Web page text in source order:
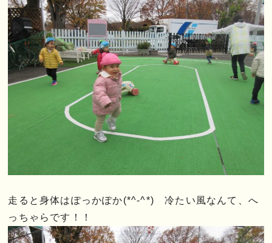
走ると身体はぽっかぽか(*^-^*) 冷たい風なんて、へ
っちゃらです！！